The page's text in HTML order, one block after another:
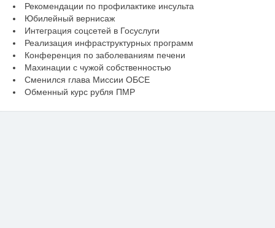
Рекомендации по профилактике инсульта
Юбилейный вернисаж
Интеграция соцсетей в Госуслуги
Реализация инфраструктурных программ
Конференция по заболеваниям печени
Махинации с чужой собственностью
Сменился глава Миссии ОБСЕ
Обменный курс рубля ПМР